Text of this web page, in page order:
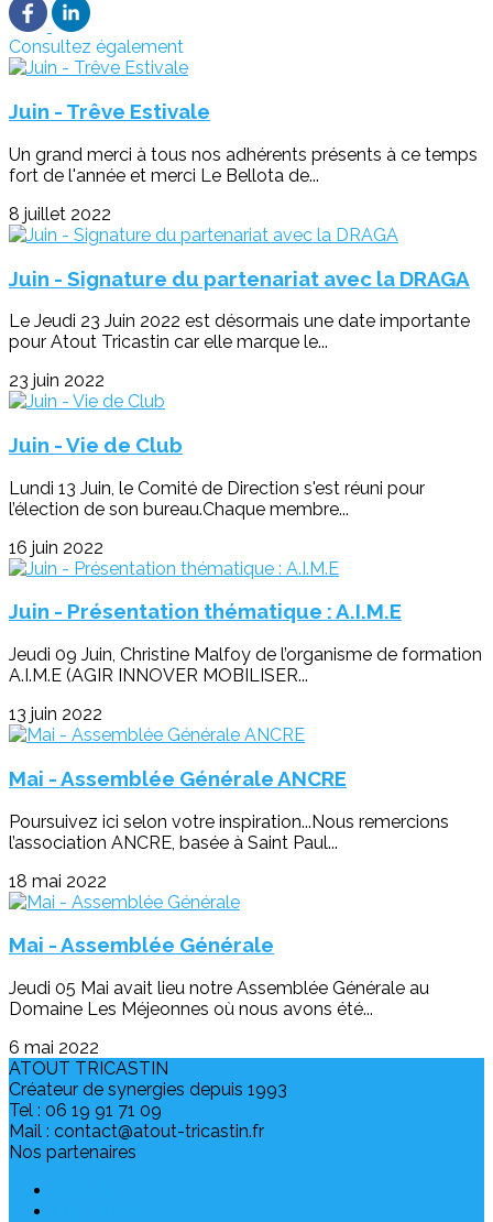
Consultez également
Juin - Trêve Estivale
Un grand merci à tous nos adhérents présents à ce temps
fort de l'année et merci Le Bellota de...
8 juillet 2022
Juin - Signature du partenariat avec la DRAGA
Le Jeudi 23 Juin 2022 est désormais une date importante
pour Atout Tricastin car elle marque le...
23 juin 2022
Juin - Vie de Club
Lundi 13 Juin, le Comité de Direction s'est réuni pour
l’élection de son bureau.Chaque membre...
16 juin 2022
Juin - Présentation thématique : A.I.M.E
Jeudi 09 Juin, Christine Malfoy de l’organisme de formation
A.I.M.E (AGIR INNOVER MOBILISER...
13 juin 2022
Mai - Assemblée Générale ANCRE
Poursuivez ici selon votre inspiration...Nous remercions
l’association ANCRE, basée à Saint Paul...
18 mai 2022
Mai - Assemblée Générale
Jeudi 05 Mai avait lieu notre Assemblée Générale au
Domaine Les Méjeonnes où nous avons été...
6 mai 2022
ATOUT TRICASTIN
Créateur de synergies depuis 1993
Tel : 06 19 91 71 09
Mail : contact@atout-tricastin.fr
Nos partenaires